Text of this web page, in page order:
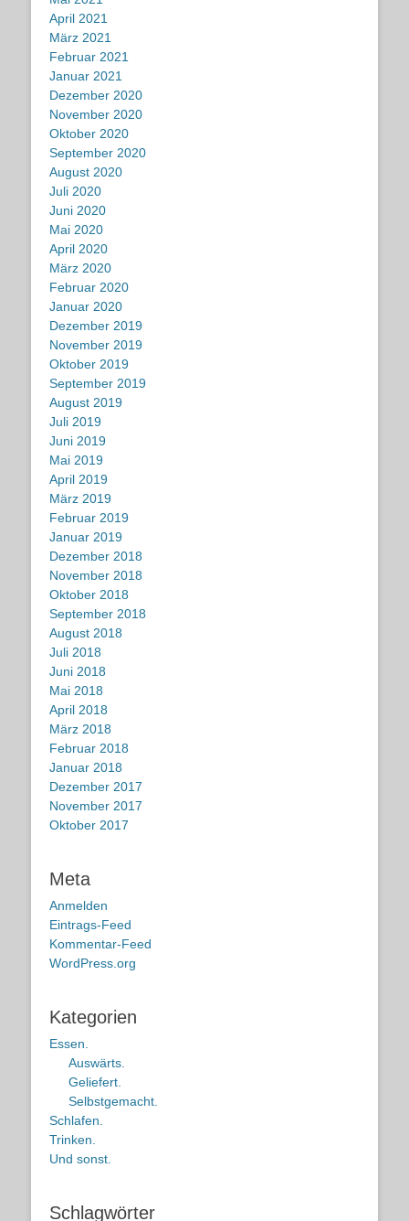
April 2021
März 2021
Februar 2021
Januar 2021
Dezember 2020
November 2020
Oktober 2020
September 2020
August 2020
Juli 2020
Juni 2020
Mai 2020
April 2020
März 2020
Februar 2020
Januar 2020
Dezember 2019
November 2019
Oktober 2019
September 2019
August 2019
Juli 2019
Juni 2019
Mai 2019
April 2019
März 2019
Februar 2019
Januar 2019
Dezember 2018
November 2018
Oktober 2018
September 2018
August 2018
Juli 2018
Juni 2018
Mai 2018
April 2018
März 2018
Februar 2018
Januar 2018
Dezember 2017
November 2017
Oktober 2017
Meta
Anmelden
Eintrags-Feed
Kommentar-Feed
WordPress.org
Kategorien
Essen.
Auswärts.
Geliefert.
Selbstgemacht.
Schlafen.
Trinken.
Und sonst.
Schlagwörter